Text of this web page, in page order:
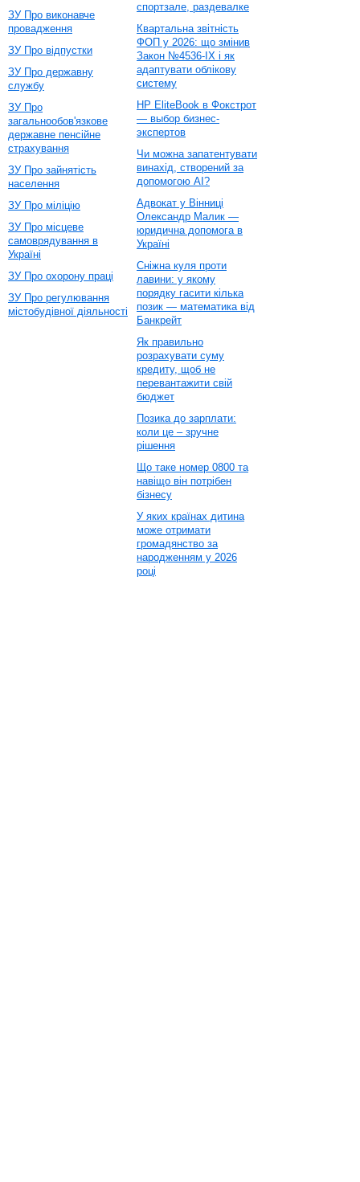
ЗУ Про виконавче
провадження
ЗУ Про відпустки
ЗУ Про державну
службу
ЗУ Про
загальнообов'язкове
державне пенсійне
страхування
ЗУ Про зайнятість
населення
ЗУ Про міліцію
ЗУ Про місцеве
самоврядування в
Україні
ЗУ Про охорону праці
ЗУ Про регулювання
містобудівної діяльності
спортзале, раздевалке
Квартальна звітність
ФОП у 2026: що змінив
Закон №4536-IX і як
адаптувати облікову
систему
HP EliteBook в Фокстрот
— выбор бизнес-
экспертов
Чи можна запатентувати
винахід, створений за
допомогою AI?
Адвокат у Вінниці
Олександр Малик —
юридична допомога в
Україні
Сніжна куля проти
лавини: у якому
порядку гасити кілька
позик — математика від
Банкрейт
Як правильно
розрахувати суму
кредиту, щоб не
перевантажити свій
бюджет
Позика до зарплати:
коли це – зручне
рішення
Що таке номер 0800 та
навіщо він потрібен
бізнесу
У яких країнах дитина
може отримати
громадянство за
народженням у 2026
році